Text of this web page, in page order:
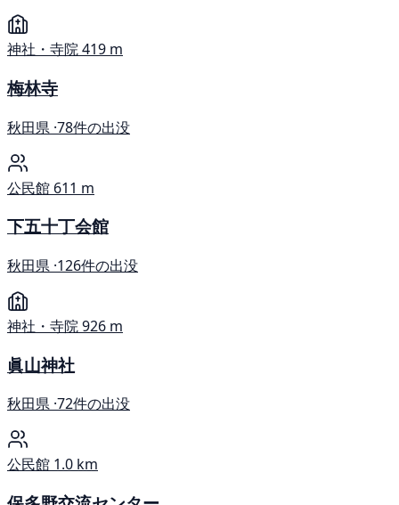
神社・寺院419 m
梅林寺
秋田県 ·78件の出没
公民館 611 m
下五十丁会館
秋田県 ·126件の出没
神社・寺院926 m
眞山神社
秋田県 ·72件の出没
公民館 1.0 km